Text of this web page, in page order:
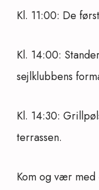
Kl. 11:00: De
Kl. 14:00:
sejlklubbens
Kl. 14:30:
terrassen.
Kom og vær